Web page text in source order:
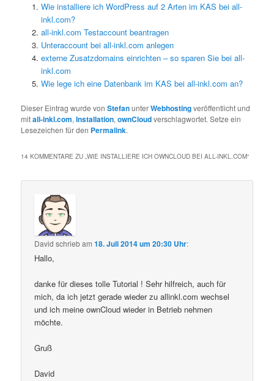
Wie installiere ich WordPress auf 2 Arten im KAS bei all-
inkl.com?
all-inkl.com Testaccount beantragen
Unteraccount bei all-inkl.com anlegen
externe Zusatzdomains einrichten – so sparen Sie bei all-
inkl.com
Wie lege ich eine Datenbank im KAS bei all-inkl.com an?
Dieser Eintrag wurde vonStefanunterWebhostingveröffentlicht und
mitall-inkl.com,Installation,ownCloudverschlagwortet. Setze ein
Lesezeichen für den Permalink.
14 KOMMENTARE ZU „WIE INSTALLIERE ICH OWNCLOUD BEI ALL-INKL.COM“
David schriebam18. Juli 2014 um 20:30 Uhr:
Hallo,
danke für dieses tolle Tutorial ! Sehr hilfreich, auch für
mich, da ich jetzt gerade wieder zu allinkl.com wechsel
und ich meine ownCloud wieder in Betrieb nehmen
möchte.
Gruß
David